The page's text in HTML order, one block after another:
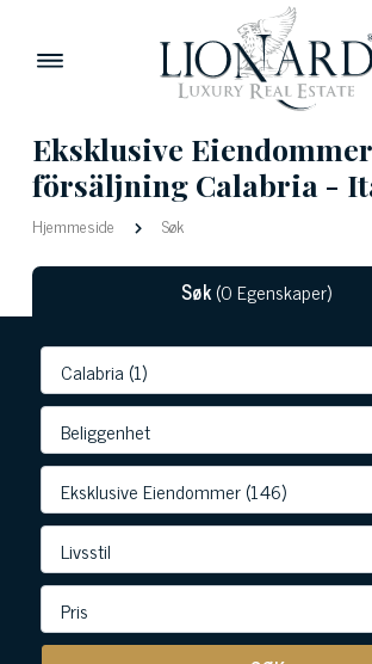
Eksklusive
försäljning Calabria -
Hjemmeside Søk
Søk(0 Egenskaper)